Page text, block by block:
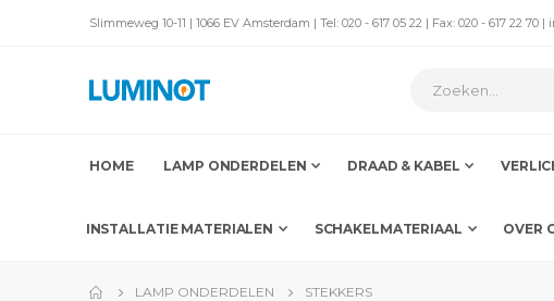
Slimmeweg 10-11 | 1066 EV Amsterdam | Tel: 020 - 617 05 22 | Fax: 020 - 617 22 70
HOME LAMP ONDERDELEN DRAAD & KABEL
INSTALLATIE MATERIALEN SCHAKELMATERIAAL OVER
LAMP ONDERDELEN STEKKERS